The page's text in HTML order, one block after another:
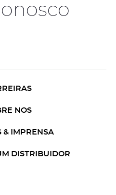
NOS
& IMPRENSA
DISTRIBUIDOR